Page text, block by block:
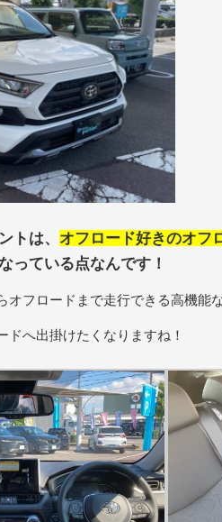
トは、 オフロード好きのオフ
っている点なんです！
オフロードまで走行できる高機能
ドへ出掛けたくなりますね！